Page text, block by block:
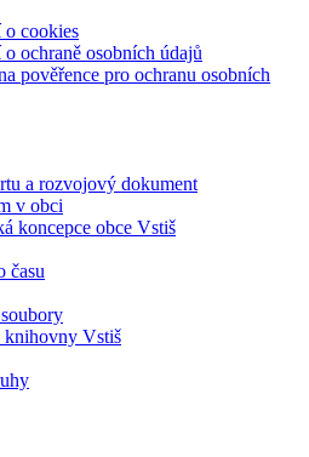
o cookies
o ochraně osobních údajů
pověřence pro ochranu osobních
a rozvojový dokument
v obci
koncepce obce Vstiš
času
knihovny Vstiš